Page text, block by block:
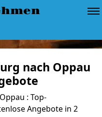
nach Oppau
: Top-
Angebote in 2